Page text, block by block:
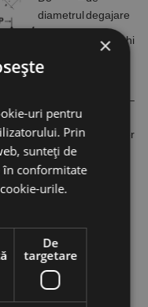
diametrul
pânzei
lungimea
L2 –
lungimea
filetului
L3 –
lungimea
L4 –
lungimea
prinderii
degajare
γ – unghi
α1 –
flancurilor
×
uri pentru
Prin
sunteți de
în conformitate
urile.
De
targetare